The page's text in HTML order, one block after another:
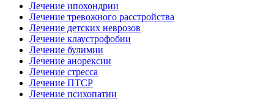
Лечение ипохондрии
Лечение тревожного расстройства
Лечение детских неврозов
Лечение клаустрофобии
Лечение булимии
Лечение анорексии
Лечение стресса
Лечение ПТСР
Лечение психопатии